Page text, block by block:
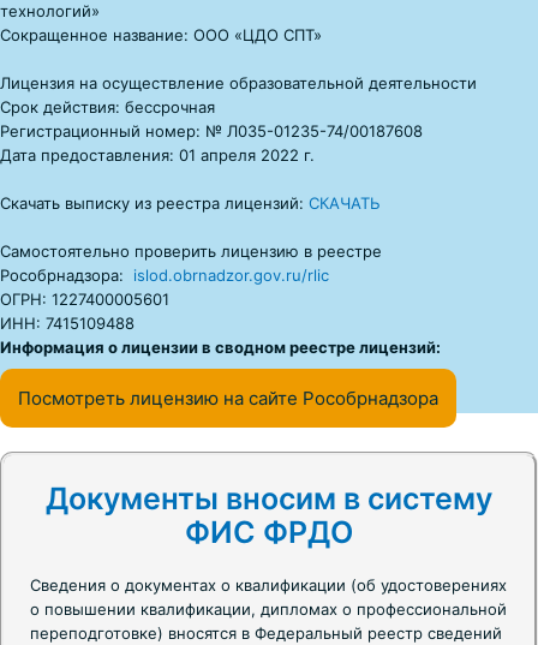
технологий»
Сокращенное название: ООО «ЦДО СПТ»
Лицензия на осуществление образовательной деятельности
Срок действия: бессрочная
Регистрационный номер: № Л035-01235-74/00187608
Дата предоставления: 01 апреля 2022 г.
Скачать выписку из реестра лицензий: СКАЧАТЬ
Самостоятельно проверить лицензию в реестре
Рособрнадзора: islod.obrnadzor.gov.ru/rlic
ОГРН: 1227400005601
ИНН: 7415109488
Информация о лицензии в сводном реестре лицензий:
Посмотреть лицензию на сайте Рособрнадзора
Документы вносим в систему
ФИС ФРДО
Сведения о документах о квалификации (об удостоверениях
о повышении квалификации, дипломах о профессиональной
переподготовке) вносятся в Федеральный реестр сведений